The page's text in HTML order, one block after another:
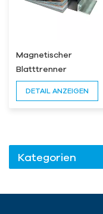
Magnetischer
Blatttrenner
DETAIL ANZEIGEN
Kategorien